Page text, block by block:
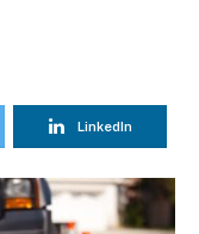
LinkedIn